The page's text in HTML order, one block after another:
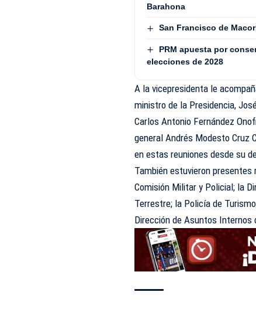
Barahona
San Francisco de
PRM apuesta por
elecciones de 2028
A la vicepresidenta le
ministro de la Presidencia,
Carlos Antonio Fernández
general Andrés Modesto Cruz
en estas reuniones desde su
También estuvieron presentes
Comisión Militar y Policial; la
Terrestre; la Policía de
Dirección de Asuntos Internos